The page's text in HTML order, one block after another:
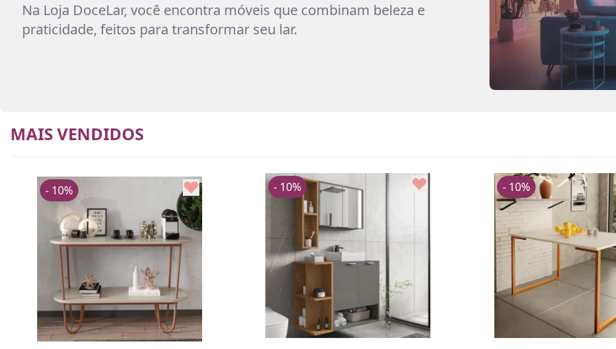
Na Loja DoceLar, você encontra móveis que combinam beleza e
praticidade, feitos para transformar seu lar.
MAIS VENDIDOS
- 10% - 10% - 10%